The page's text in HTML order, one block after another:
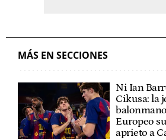
MÁS EN SECCIONES
Ni Ian
Cikusa: la
Europeo
aprieto a